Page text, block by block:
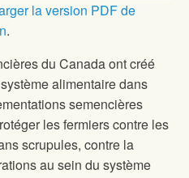
la version PDF de
.
du Canada ont créé
alimentaire dans
semencières
les fermiers contre les
scrupules, contre la
au sein du système